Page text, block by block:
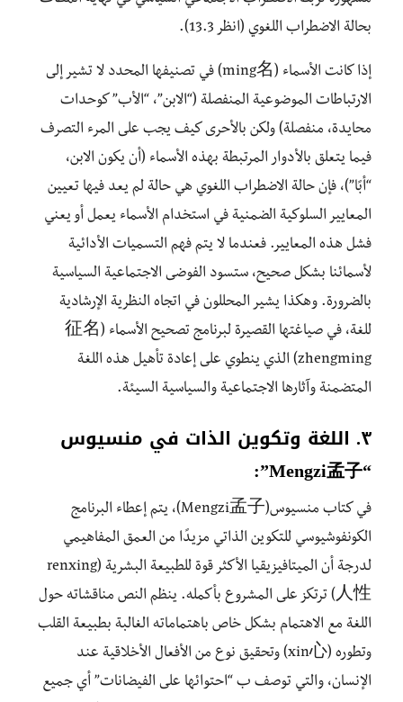
بحالة الاضطراب اللغوي (انظر 13.3).
إذا كانت الأسماء (ming名) في تصنيفها المحدد لا تشير إلى
الارتباطات الموضوعية المنفصلة (“الابن”، “الأب” كوحدات
محايدة، منفصلة) ولكن بالأحرى كيف يجب على المرء التصرف
فيما يتعلق بالأدوار المرتبطة بهذه الأسماء (أن يكون الابن،
“أبًا”)، فإن حالة الاضطراب اللغوي هي حالة لم يعد فيها تعيين
المعايير السلوكية الضمنية في استخدام الأسماء يعمل أو يعني
فشل هذه المعايير. فعندما لا يتم فهم التسميات الأدائية
لأسمائنا بشكل صحيح، ستسود الفوضى الاجتماعية السياسية
بالضرورة. وهكذا يشير المحللون في اتجاه النظرية الإرشادية
للغة، في صياغتها القصيرة لبرنامج تصحيح الأسماء (征名
zhengming) الذي ينطوي على إعادة تأهيل هذه اللغة
المتضمنة وآثارها الاجتماعية والسياسية السيئة.
٣. اللغة وتكوين الذات في منسيوس
“Mengzi孟子”:
في كتاب منسيوس(Mengzi孟子)، يتم إعطاء البرنامج
الكونفوشيوسي للتكوين الذاتي مزيدًا من العمق المفاهيمي
لدرجة أن الميتافيزيقيا الأكثر قوة للطبيعة البشرية (renxing
人性) ترتكز على المشروع بأكمله. ينظم النص مناقشاته حول
اللغة مع الاهتمام بشكل خاص باهتماماته الغالبة بطبيعة القلب
وتطوره (xin心) وتحقيق نوع من الأفعال الأخلاقية عند
الإنسان، والتي توصف ب “احتوائها على الفيضانات” أي جميع